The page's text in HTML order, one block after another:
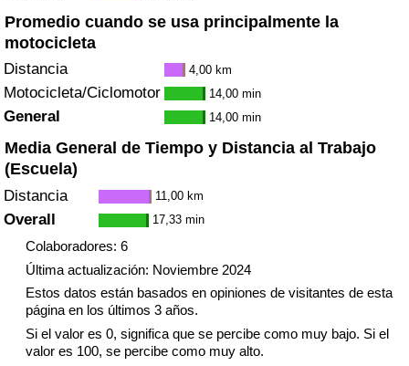
Promedio cuando se usa principalmente la
motocicleta
Distancia 4,00 km
Motocicleta/Ciclomotor 14,00 min
General 14,00 min
Media General de Tiempo y Distancia al Trabajo
(Escuela)
Distancia 11,00 km
Overall 17,33 min
Colaboradores: 6
Última actualización: Noviembre 2024
Estos datos están basados en opiniones de visitantes de esta
página en los últimos 3 años.
Si el valor es 0, significa que se percibe como muy bajo. Si el
valor es 100, se percibe como muy alto.